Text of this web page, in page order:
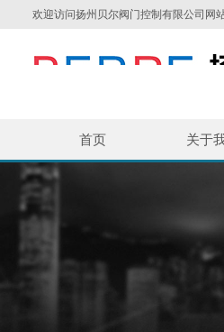
欢迎访问扬州贝尔阀门控制有限公司网
首页 关于